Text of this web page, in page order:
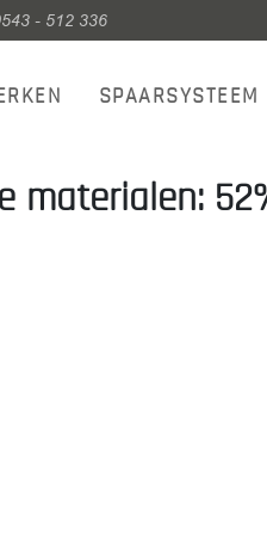
- 512 336
SPAARSYSTEEM
materialen: